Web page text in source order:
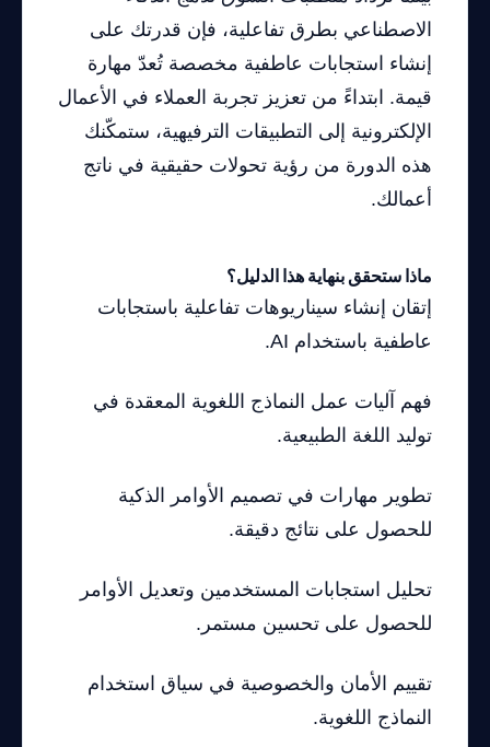
الاصطناعي بطرق تفاعلية، فإن قدرتك على
إنشاء استجابات عاطفية مخصصة تُعدّ مهارة
قيمة. ابتداءً من تعزيز تجربة العملاء في الأعمال
الإلكترونية إلى التطبيقات الترفيهية، ستمكّنك
هذه الدورة من رؤية تحولات حقيقية في ناتج
أعمالك.
ماذا ستحقق بنهاية هذا الدليل؟
إتقان إنشاء سيناريوهات تفاعلية باستجابات
عاطفية باستخدام AI.
فهم آليات عمل النماذج اللغوية المعقدة في
توليد اللغة الطبيعية.
تطوير مهارات في تصميم الأوامر الذكية
للحصول على نتائج دقيقة.
تحليل استجابات المستخدمين وتعديل الأوامر
للحصول على تحسين مستمر.
تقييم الأمان والخصوصية في سياق استخدام
النماذج اللغوية.